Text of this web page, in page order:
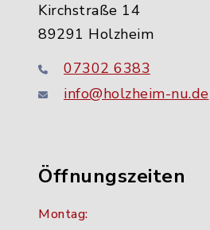
Kirchstraße 14
89291 Holzheim
07302 6383
info@holzheim-nu.de
Öffnungszeiten
Montag: